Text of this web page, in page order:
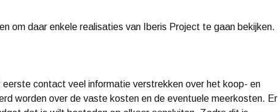
om daar enkele realisaties van Iberis Project te gaan bekijken.
eerste contact veel informatie verstrekken over het koop- en
worden over de vaste kosten en de eventuele meerkosten. Er